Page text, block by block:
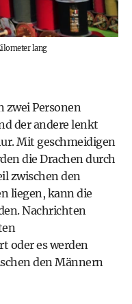
lang
zwei Personen
der andere lenkt
Mit geschmeidigen
die Drachen durch
zwischen den
liegen, kann die
Nachrichten
oder es werden
den Männern